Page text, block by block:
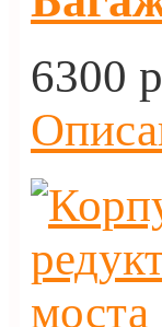
6300